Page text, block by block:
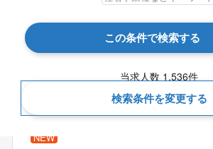
この条件で検索する
当求人数 1,536件
検索条件を変更する
現在の検索条件
NEW